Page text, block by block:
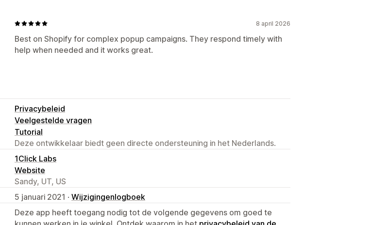
8 april 2026
Best on Shopify for complex popup campaigns. They respond timely with
help when needed and it works great.
Privacybeleid
Veelgestelde vragen
Tutorial
Deze ontwikkelaar biedt geen directe ondersteuning in het Nederlands.
1Click Labs
Website
Sandy, UT, US
5 januari 2021 · Wijzigingenlogboek
Deze app heeft toegang nodig tot de volgende gegevens om goed te